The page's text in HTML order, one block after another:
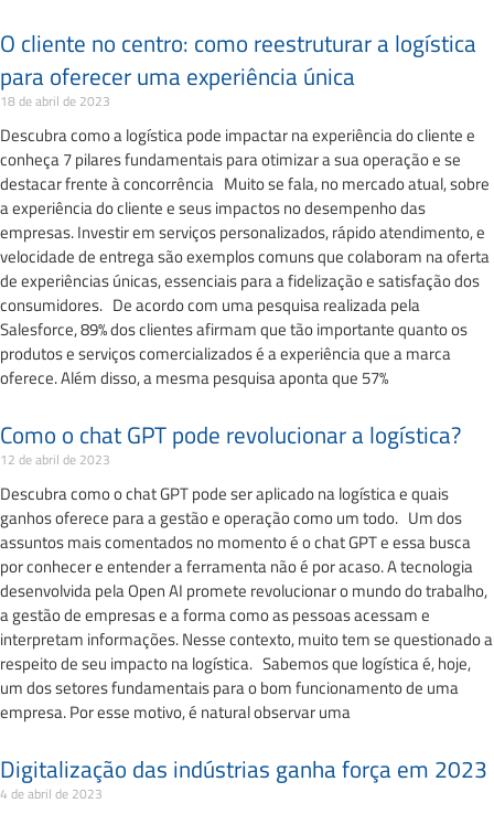
O cliente no centro: como reestruturar a logística
para oferecer uma experiência única
18 de abril de 2023
Descubra como a logística pode impactar na experiência do cliente e
conheça 7 pilares fundamentais para otimizar a sua operação e se
destacar frente à concorrência Muito se fala, no mercado atual, sobre
a experiência do cliente e seus impactos no desempenho das
empresas. Investir em serviços personalizados, rápido atendimento, e
velocidade de entrega são exemplos comuns que colaboram na oferta
de experiências únicas, essenciais para a fidelização e satisfação dos
consumidores. De acordo com uma pesquisa realizada pela
Salesforce, 89% dos clientes afirmam que tão importante quanto os
produtos e serviços comercializados é a experiência que a marca
oferece. Além disso, a mesma pesquisa aponta que 57%
Como o chat GPT pode revolucionar a logística?
12 de abril de 2023
Descubra como o chat GPT pode ser aplicado na logística e quais
ganhos oferece para a gestão e operação como um todo. Um dos
assuntos mais comentados no momento é o chat GPT e essa busca
por conhecer e entender a ferramenta não é por acaso. A tecnologia
desenvolvida pela Open AI promete revolucionar o mundo do trabalho,
a gestão de empresas e a forma como as pessoas acessam e
interpretam informações. Nesse contexto, muito tem se questionado a
respeito de seu impacto na logística. Sabemos que logística é, hoje,
um dos setores fundamentais para o bom funcionamento de uma
empresa. Por esse motivo, é natural observar uma
Digitalização das indústrias ganha força em 2023
4 de abril de 2023